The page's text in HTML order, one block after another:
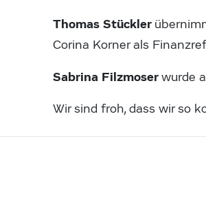
Thomas Stückler
Corina Korner als
Sabrina Filzmoserwurde
Wir sind froh, dass wir so